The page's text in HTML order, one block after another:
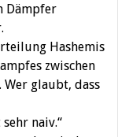
Dämpfer
Hashemis
zwischen
Wer glaubt, dass
naiv.“